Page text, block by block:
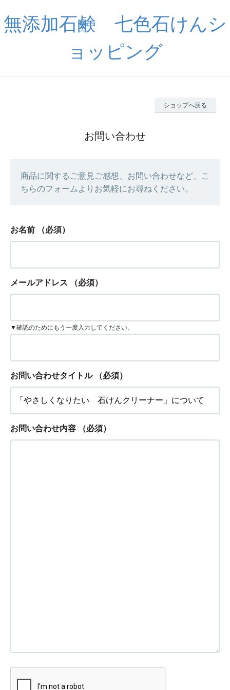
無添加石鹸 七色石けんシ
ョッピング
ショップへ戻る
お問い合わせ
商品に関するご意見ご感想、お問い合わせなど、こ
ちらのフォームよりお気軽にお尋ねください。
お名前 （必須）
メールアドレス （必須）
▼確認のためにもう一度入力してください。
お問い合わせタイトル （必須）
お問い合わせ内容 （必須）